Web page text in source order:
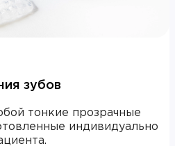
зубов
тонкие прозрачные
индивидуально